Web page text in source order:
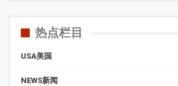
热点栏目
USA美国
NEWS新闻